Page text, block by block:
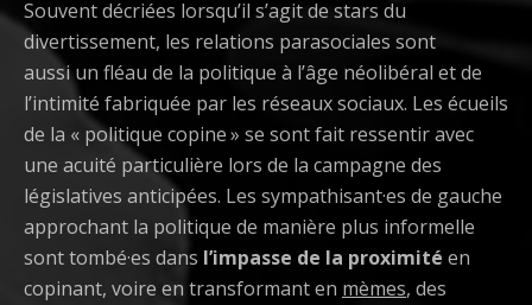
Souvent décriées lorsqu’il s’agit de stars du
divertissement, les relations parasociales sont
aussi un fléau de la politique à l’âge néolibéral et de
l’intimité fabriquée par les réseaux sociaux. Les écueils
de la « politique copine » se sont fait ressentir avec
une acuité particulière lors de la campagne des
législatives anticipées. Les sympathisant·es de gauche
approchant la politique de manière plus informelle
sont tombé·es dans l’impasse de la proximité en
copinant, voire en transformant en mèmes, des